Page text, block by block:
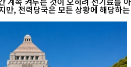
만, 전력당국은 모든 상황에 해당하는